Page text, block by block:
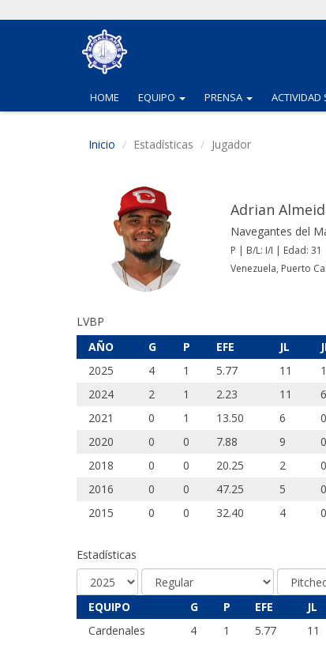
HOME EQUIPO (CURRENT)
PRENSA (CURRENT)
ACTIVIDAD
Inicio Estadísticas Jugador
Adrian
Navegantes del
P | B/L: I/I | Edad: 31
Venezuela, Puerto
LVBP
AÑO
G P EFE JL
2025
4 1 5.77 11
2024
2 1 2.23 11 6
2021
0 1 13.50 6 0
2020
0 0 7.88 9 0
2018
0 0 20.25 2 0
2016
0 0 47.25 5 0
2015
0 0 32.40 4 0
Estadísticas
EQUIPO G P EFE JL
Cardenales
4 1 5.77 11